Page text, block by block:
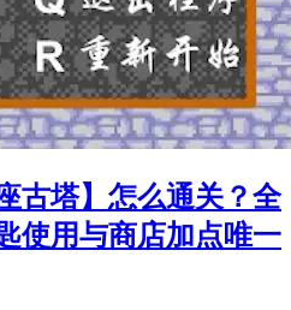
古塔】怎么通关？全
使用与商店加点唯一